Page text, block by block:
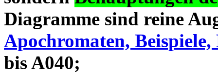
Diagramme sind reine
Apochromaten, Beispiele,
bis A040;